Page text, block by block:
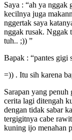
Saya : “ah ya nggak
kecilnya juga
nggertak saya
nggak rusak. Nggak
tuh.. ;)) ”
Bapak : “pantes gigi
=)) . Itu sih karena
Sarapan yang
cerita lagi ditengah
dengan tidak sabar
tergigitnya cabe
kuning ijo menahan